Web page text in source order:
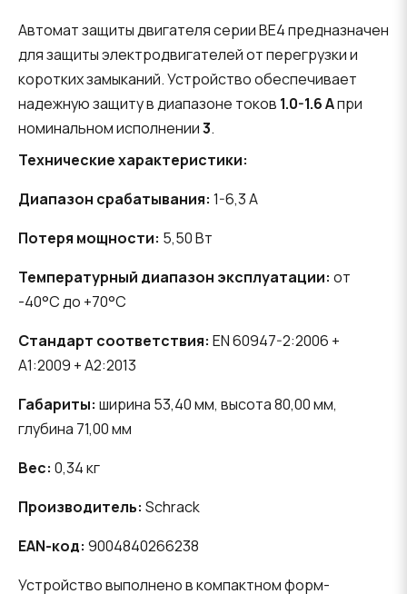
Автомат защиты двигателя серии BE4 предназначен
для защиты электродвигателей от перегрузки и
коротких замыканий. Устройство обеспечивает
надежную защиту в диапазоне токов 1.0-1.6 Апри
номинальном исполнении3.
Технические характеристики:
Диапазон срабатывания: 1-6,3 А
Потеря мощности: 5,50 Вт
Температурный диапазон эксплуатации: от
-40°C до +70°C
Стандарт соответствия: EN 60947-2:2006 +
A1:2009 + A2:2013
Габариты: ширина 53,40 мм, высота 80,00 мм,
глубина 71,00 мм
Вес: 0,34 кг
Производитель: Schrack
EAN-код: 9004840266238
Устройство выполнено в компактном форм-